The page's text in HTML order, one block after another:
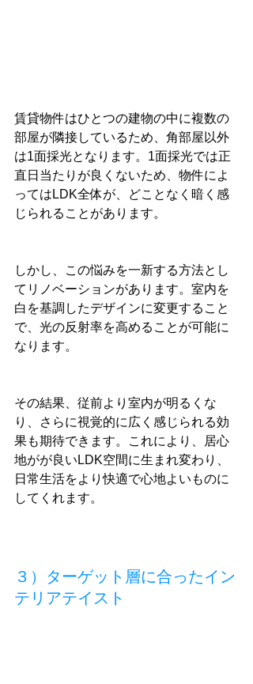
賃貸物件はひとつの建物の中に複数の
部屋が隣接しているため、角部屋以外
は1面採光となります。1面採光では正
直日当たりが良くないため、物件によ
ってはLDK全体が、どことなく暗く感
じられることがあります。
しかし、この悩みを一新する方法とし
てリノベーションがあります。室内を
白を基調したデザインに変更すること
で、光の反射率を高めることが可能に
なります。
その結果、従前より室内が明るくな
り、さらに視覚的に広く感じられる効
果も期待できます。これにより、居心
地がが良いLDK空間に生まれ変わり、
日常生活をより快適で心地よいものに
してくれます。
３）ターゲット層に合ったイン
テリアテイスト